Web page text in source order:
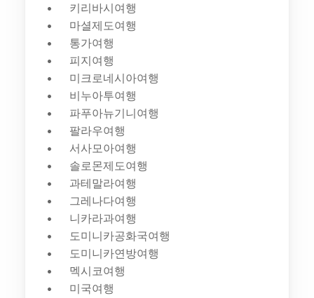
키리바시여행
마셜제도여행
통가여행
피지여행
미크로네시아여행
비누아투여행
파푸아뉴기니여행
팔라우여행
서사모아여행
솔로몬제도여행
과테말라여행
그레나다여행
니카라과여행
도미니카공화국여행
도미니카연방여행
멕시코여행
미국여행